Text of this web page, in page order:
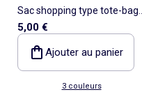
Sac shopping type tote-bag
format XXL
5,00 €
Ajouter au panier
3 couleurs